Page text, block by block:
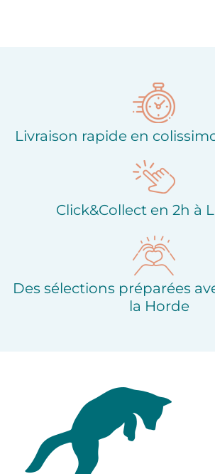
Livraison rapide en
Click&Collect en 2h à
Des sélections préparées
la Horde